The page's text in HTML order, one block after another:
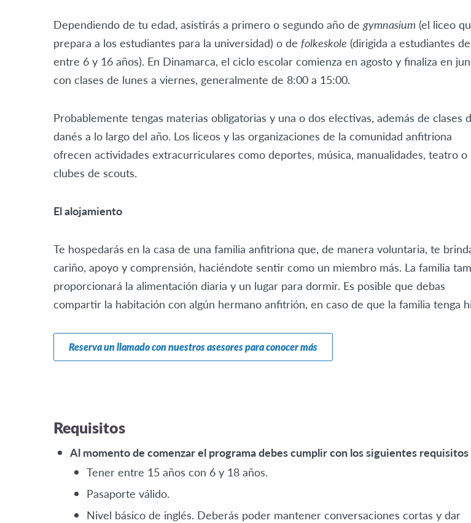
Dependiendo de tu edad, asistirás a primero o segundo año degymnasium (el liceo
prepara a los estudiantes para la universidad) o de folkeskole (dirigida a estudiantes de
entre 6 y 16 años). En Dinamarca, el ciclo escolar comienza en agosto y finaliza en
con clases de lunes a viernes, generalmente de 8:00 a 15:00.
Probablemente tengas materias obligatorias y una o dos electivas, además de clases
danés a lo largo del año. Los liceos y las organizaciones de la comunidad anfitriona
ofrecen actividades extracurriculares como deportes, música, manualidades, teatro o
clubes de scouts.
El alojamiento
Te hospedarás en la casa de una familia anfitriona que, de manera voluntaria, te
cariño, apoyo y comprensión, haciéndote sentir como un miembro más. La familia
proporcionará la alimentación diaria y un lugar para dormir. Es posible que debas
compartir la habitación con algún hermano anfitrión, en caso de que la familia tenga
Reserva un llamado con nuestros asesores para conocer más
Requisitos
Al momento de comenzar el programa debes cumplir con los siguientes requisitos
Tener entre 15 años con 6 y 18 años.
Pasaporte válido.
Nivel básico de inglés. Deberás poder mantener conversaciones cortas y dar